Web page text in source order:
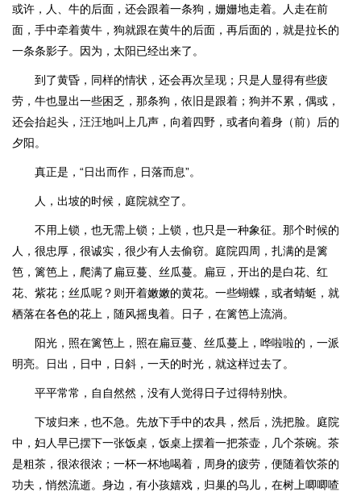
或许，人、牛的后面，还会跟着一条狗，姗姗地走着。人走在前
面，手中牵着黄牛，狗就跟在黄牛的后面，再后面的，就是拉长的
一条条影子。因为，太阳已经出来了。
到了黄昏，同样的情状，还会再次呈现；只是人显得有些疲
劳，牛也显出一些困乏，那条狗，依旧是跟着；狗并不累，偶或，
还会抬起头，汪汪地叫上几声，向着四野，或者向着身（前）后的
夕阳。
真正是，“日出而作，日落而息”。
人，出坡的时候，庭院就空了。
不用上锁，也无需上锁；上锁，也只是一种象征。那个时候的
人，很忠厚，很诚实，很少有人去偷窃。庭院四周，扎满的是篱
笆，篱笆上，爬满了扁豆蔓、丝瓜蔓。扁豆，开出的是白花、红
花、紫花；丝瓜呢？则开着嫩嫩的黄花。一些蝴蝶，或者蜻蜓，就
栖落在各色的花上，随风摇曳着。日子，在篱笆上流淌。
阳光，照在篱笆上，照在扁豆蔓、丝瓜蔓上，哗啦啦的，一派
明亮。日出，日中，日斜，一天的时光，就这样过去了。
平平常常，自自然然，没有人觉得日子过得特别快。
下坡归来，也不急。先放下手中的农具，然后，洗把脸。庭院
中，妇人早已摆下一张饭桌，饭桌上摆着一把茶壶，几个茶碗。茶
是粗茶，很浓很浓；一杯一杯地喝着，周身的疲劳，便随着饮茶的
功夫，悄然流逝。身边，有小孩嬉戏，归巢的鸟儿，在树上唧唧喳